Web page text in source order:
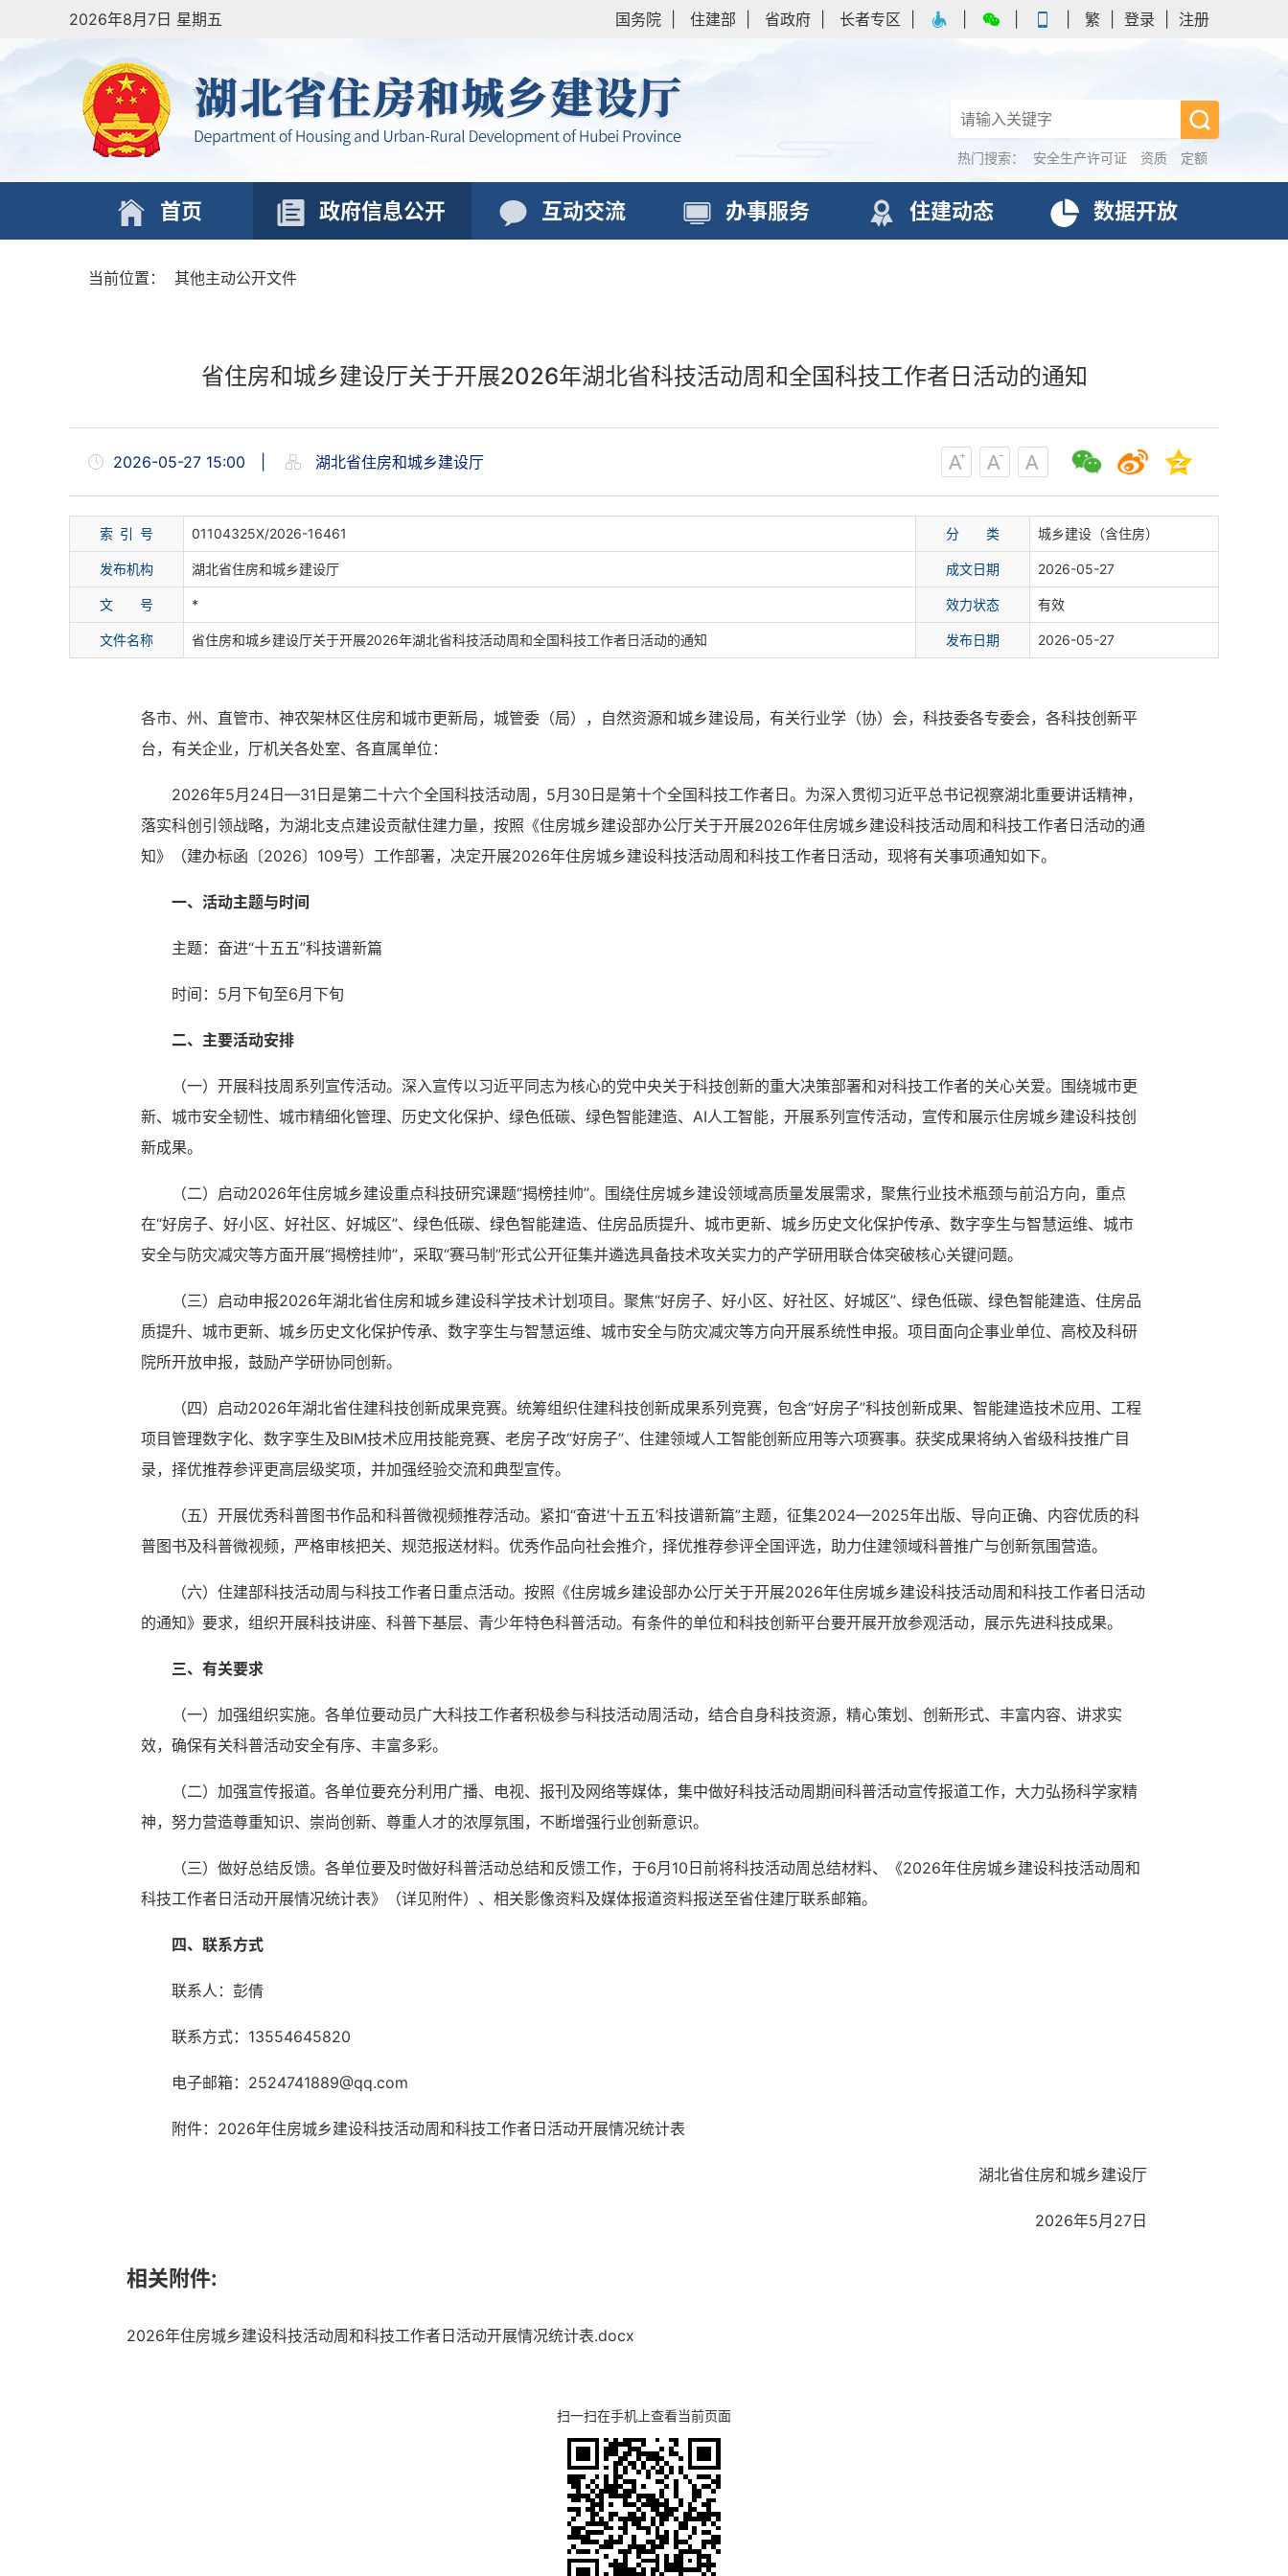
2026年8月7日 星期五 国务院 住建部 省政府 长者专区 繁 登录 注册
热门搜索： 安全生产许可证 资质 定额
首页 政府信息公开 互动交流 办事服务 住建动态 数据开放
当前位置： 其他主动公开文件
省住房和城乡建设厅关于开展2026年湖北省科技活动周和全国科技工作者日活动的通知
2026-05-27 15:00 湖北省住房和城乡建设厅
索 引 号 01104325X/2026-16461 分 类 城乡建设（含住房）
发布机构 湖北省住房和城乡建设厅 成文日期 2026-05-27
文 号 * 效力状态 有效
文件名称 省住房和城乡建设厅关于开展2026年湖北省科技活动周和全国科技工作者日活动的通知 发布日期 2026-05-27
各市、州、直管市、神农架林区住房和城市更新局，城管委（局），自然资源和城乡建设局，有关行业学（协）会，科技委各专委会，各科技创新平
台，有关企业，厅机关各处室、各直属单位：
2026年5月24日—31日是第二十六个全国科技活动周，5月30日是第十个全国科技工作者日。为深入贯彻习近平总书记视察湖北重要讲话精神，
落实科创引领战略，为湖北支点建设贡献住建力量，按照《住房城乡建设部办公厅关于开展2026年住房城乡建设科技活动周和科技工作者日活动的通
知》（建办标函〔2026〕109号）工作部署，决定开展2026年住房城乡建设科技活动周和科技工作者日活动，现将有关事项通知如下。
一、活动主题与时间
主题：奋进“十五五”科技谱新篇
时间：5月下旬至6月下旬
二、主要活动安排
（一）开展科技周系列宣传活动。深入宣传以习近平同志为核心的党中央关于科技创新的重大决策部署和对科技工作者的关心关爱。围绕城市更
新、城市安全韧性、城市精细化管理、历史文化保护、绿色低碳、绿色智能建造、AI人工智能，开展系列宣传活动，宣传和展示住房城乡建设科技创
新成果。
（二）启动2026年住房城乡建设重点科技研究课题“揭榜挂帅”。围绕住房城乡建设领域高质量发展需求，聚焦行业技术瓶颈与前沿方向，重点
在“好房子、好小区、好社区、好城区”、绿色低碳、绿色智能建造、住房品质提升、城市更新、城乡历史文化保护传承、数字孪生与智慧运维、城市
安全与防灾减灾等方面开展“揭榜挂帅”，采取“赛马制”形式公开征集并遴选具备技术攻关实力的产学研用联合体突破核心关键问题。
（三）启动申报2026年湖北省住房和城乡建设科学技术计划项目。聚焦“好房子、好小区、好社区、好城区”、绿色低碳、绿色智能建造、住房品
质提升、城市更新、城乡历史文化保护传承、数字孪生与智慧运维、城市安全与防灾减灾等方向开展系统性申报。项目面向企事业单位、高校及科研
院所开放申报，鼓励产学研协同创新。
（四）启动2026年湖北省住建科技创新成果竞赛。统筹组织住建科技创新成果系列竞赛，包含“好房子”科技创新成果、智能建造技术应用、工程
项目管理数字化、数字孪生及BIM技术应用技能竞赛、老房子改“好房子”、住建领域人工智能创新应用等六项赛事。获奖成果将纳入省级科技推广目
录，择优推荐参评更高层级奖项，并加强经验交流和典型宣传。
（五）开展优秀科普图书作品和科普微视频推荐活动。紧扣“奋进‘十五五’科技谱新篇”主题，征集2024—2025年出版、导向正确、内容优质的科
普图书及科普微视频，严格审核把关、规范报送材料。优秀作品向社会推介，择优推荐参评全国评选，助力住建领域科普推广与创新氛围营造。
（六）住建部科技活动周与科技工作者日重点活动。按照《住房城乡建设部办公厅关于开展2026年住房城乡建设科技活动周和科技工作者日活动
的通知》要求，组织开展科技讲座、科普下基层、青少年特色科普活动。有条件的单位和科技创新平台要开展开放参观活动，展示先进科技成果。
三、有关要求
（一）加强组织实施。各单位要动员广大科技工作者积极参与科技活动周活动，结合自身科技资源，精心策划、创新形式、丰富内容、讲求实
效，确保有关科普活动安全有序、丰富多彩。
（二）加强宣传报道。各单位要充分利用广播、电视、报刊及网络等媒体，集中做好科技活动周期间科普活动宣传报道工作，大力弘扬科学家精
神，努力营造尊重知识、崇尚创新、尊重人才的浓厚氛围，不断增强行业创新意识。
（三）做好总结反馈。各单位要及时做好科普活动总结和反馈工作，于6月10日前将科技活动周总结材料、《2026年住房城乡建设科技活动周和
科技工作者日活动开展情况统计表》（详见附件）、相关影像资料及媒体报道资料报送至省住建厅联系邮箱。
四、联系方式
联系人：彭倩
联系方式：13554645820
电子邮箱：2524741889@qq.com
附件：2026年住房城乡建设科技活动周和科技工作者日活动开展情况统计表
湖北省住房和城乡建设厅
2026年5月27日
相关附件:
2026年住房城乡建设科技活动周和科技工作者日活动开展情况统计表.docx
扫一扫在手机上查看当前页面
湖北省住建厅机关后勤服务中心